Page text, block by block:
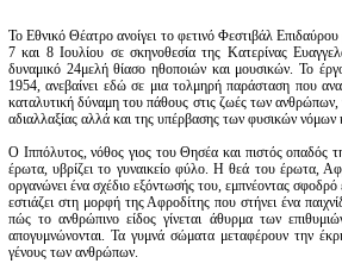
To Εθνικό Θέατρο ανοίγει το φετινό Φεστιβάλ
7 και 8 Ιουλίου σε σκηνοθεσία της Κατερίνας
δυναμικό 24μελή θίασο ηθοποιών και μουσικών. Το
1954, ανεβαίνει εδώ σε μια τολμηρή παράσταση που
καταλυτική δύναμη του πάθους στις ζωές των ανθρώπων,
αδιαλλαξίας αλλά και της υπέρβασης των φυσικών νόμων
Ο Ιππόλυτος, νόθος γιος του Θησέα και πιστός οπαδός
έρωτα, υβρίζει το γυναικείο φύλο. Η θεά του έρωτα,
οργανώνει ένα σχέδιο εξόντωσής του, εμπνέοντας
εστιάζει στη μορφή της Αφροδίτης που στήνει ένα
πώς το ανθρώπινο είδος γίνεται άθυρμα των
απογυμνώνονται. Τα γυμνά σώματα μεταφέρουν την
γένους των ανθρώπων.